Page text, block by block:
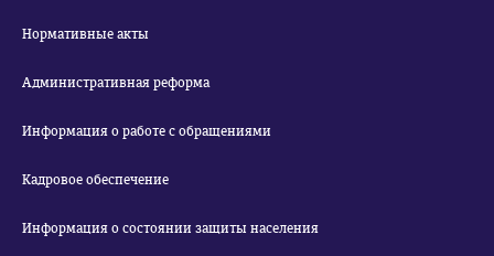
Нормативные акты
Административная реформа
Информация о работе с обращениями
Кадровое обеспечение
Информация о состоянии защиты населения